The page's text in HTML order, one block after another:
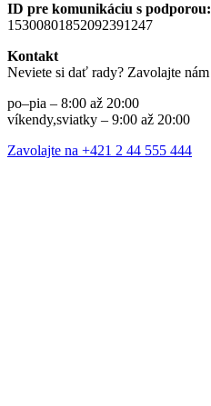
ID pre komunikáciu s podporou:
15300801852092391247
Kontakt
Neviete si dať rady? Zavolajte nám
po–pia – 8:00 až 20:00
víkendy,sviatky – 9:00 až 20:00
Zavolajte na +421 2 44 555 444